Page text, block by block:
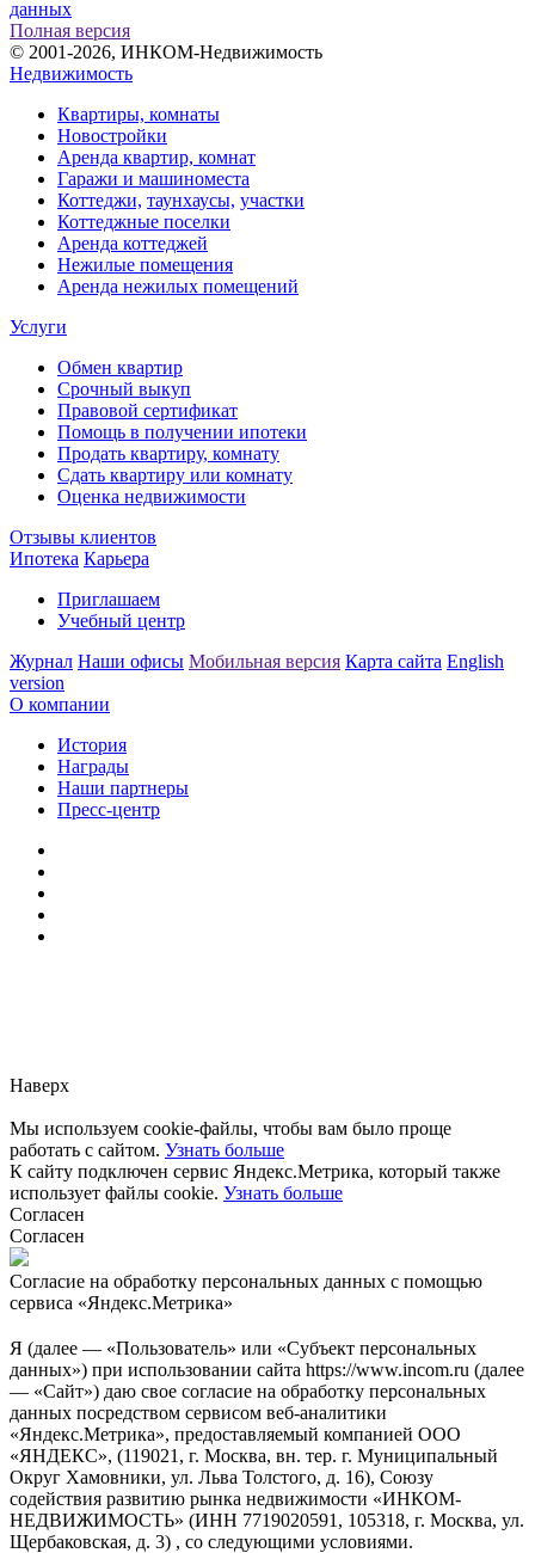
данных
Полная версия
© 2001-2026, ИНКОМ-Недвижимость
Недвижимость
Квартиры, комнаты
Новостройки
Аренда квартир, комнат
Гаражи и машиноместа
Коттеджи, таунхаусы, участки
Коттеджные поселки
Аренда коттеджей
Нежилые помещения
Аренда нежилых помещений
Услуги
Обмен квартир
Срочный выкуп
Правовой сертификат
Помощь в получении ипотеки
Продать квартиру, комнату
Сдать квартиру или комнату
Оценка недвижимости
Отзывы клиентов
Ипотека Карьера
Приглашаем
Учебный центр
Журнал Наши офисы Мобильная версия Карта сайта English
version
О компании
История
Награды
Наши партнеры
Пресс-центр
Наверх
Мы используем cookie-файлы, чтобы вам было проще
работать с сайтом. Узнать больше
К сайту подключен сервис Яндекс.Метрика, который также
использует файлы cookie. Узнать больше
Согласен
Согласен
Согласие на обработку персональных данных с помощью
сервиса «Яндекс.Метрика»
Я (далее — «Пользователь» или «Субъект персональных
данных») при использовании сайта https://www.incom.ru (далее
— «Сайт») даю свое согласие на обработку персональных
данных посредством сервисом веб-аналитики
«Яндекс.Метрика», предоставляемый компанией ООО
«ЯНДЕКС», (119021, г. Москва, вн. тер. г. Муниципальный
Округ Хамовники, ул. Льва Толстого, д. 16), Союзу
содействия развитию рынка недвижимости «ИНКОМ-
НЕДВИЖИМОСТЬ» (ИНН 7719020591, 105318, г. Москва, ул.
Щербаковская, д. 3) , со следующими условиями.